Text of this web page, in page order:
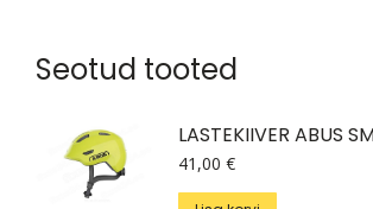
Seotud tooted
LASTEKIIVER ABUS
41,00 €